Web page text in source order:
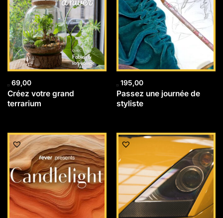
69,00
Créez votre grand
terrarium
195,00
Passez une journée de
styliste